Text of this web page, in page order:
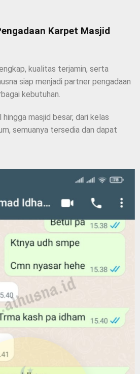
Karpet Masjid
kualitas terjamin, serta
siap menjadi partner pengadaan
kebutuhan.
masjid besar, dari kelas
semuanya tersedia dan dapat